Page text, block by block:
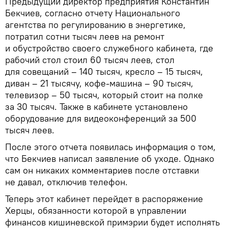
Бекчиев, согласно отчету Национального
агентства по регулированию в энергетике,
потратил сотни тысяч леев на ремонт
и обустройство своего служебного кабинета, где
рабочий стол стоил 60 тысяч леев, стол
для совещаний – 140 тысяч, кресло – 15 тысяч,
диван – 21 тысячу, кофе-машина – 90 тысяч,
телевизор – 50 тысяч, который стоит на полке
за 30 тысяч. Также в кабинете установлено
оборудование для видеоконференций за 500
тысяч леев.
После этого отчета появилась информация о том,
что Бекчиев написал заявление об уходе. Однако
сам он никаких комментариев после отставки
не давал, отключив телефон.
Теперь этот кабинет перейдет в распоряжение
Херцы, обязанности которой в управлении
финансов кишиневской примэрии будет исполнять